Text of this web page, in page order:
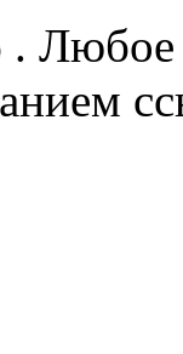
. Любое